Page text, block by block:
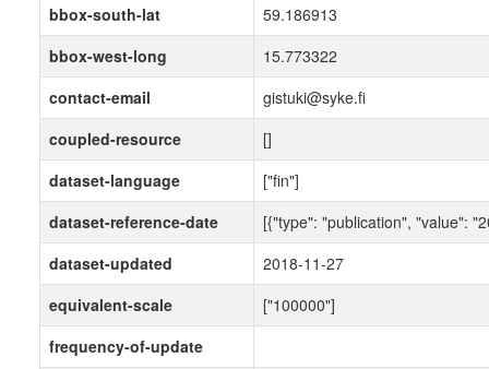
bbox-south-lat
59.186913
bbox-west-long
15.773322
contact-email
gistuki@syke.fi
coupled-resource
[]
dataset-language
["fin"]
dataset-reference-date
[{"type": "publication", "value":
dataset-updated
2018-11-27
equivalent-scale
["100000"]
frequency-of-update